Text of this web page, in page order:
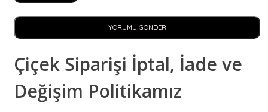
YORUMU GÖNDER
Çiçek Siparişi İptal, İade ve
Değişim Politikamız